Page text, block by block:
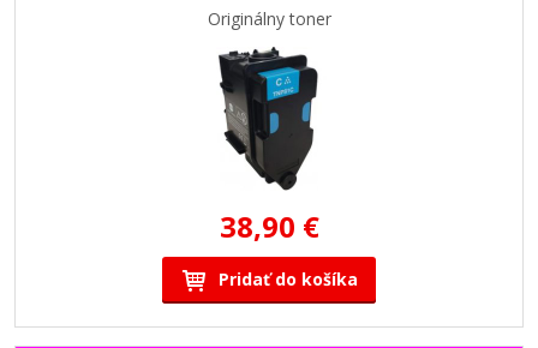
Originálny toner
38,90 €
Pridať do košíka